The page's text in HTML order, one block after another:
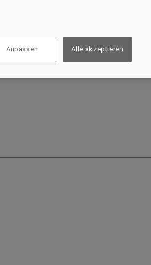
Anpassen Alle akzeptieren